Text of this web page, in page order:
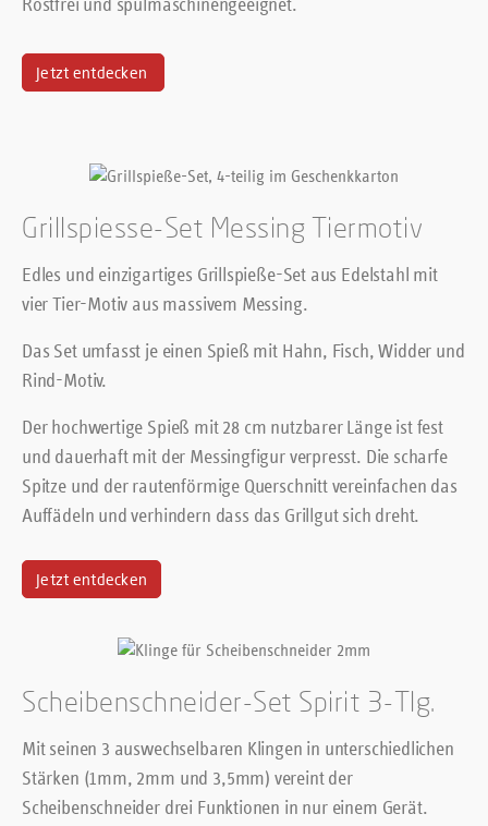
Rostfrei und spülmaschinengeeignet.
Jetzt entdecken
Grillspiesse-Set Messing Tiermotiv
Edles und einzigartiges Grillspieße-Set aus Edelstahl mit
vier Tier-Motiv aus massivem Messing.
Das Set umfasst je einen Spieß mit Hahn, Fisch, Widder und
Rind-Motiv.
Der hochwertige Spieß mit 28 cm nutzbarer Länge ist fest
und dauerhaft mit der Messingfigur verpresst. Die scharfe
Spitze und der rautenförmige Querschnitt vereinfachen das
Auffädeln und verhindern dass das Grillgut sich dreht.
Jetzt entdecken
Scheibenschneider-Set Spirit 3-Tlg.
Mit seinen 3 auswechselbaren Klingen in unterschiedlichen
Stärken (1mm, 2mm und 3,5mm) vereint der
Scheibenschneider drei Funktionen in nur einem Gerät.